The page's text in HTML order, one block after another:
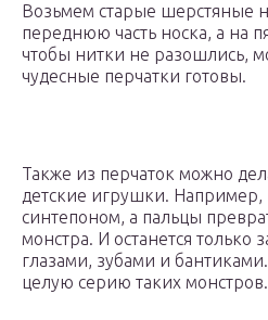
Возьмем старые шерстяные
переднюю часть носка, а на
чтобы нитки не разошлись,
чудесные перчатки готовы.
Также из перчаток можно
детские игрушки. Например,
синтепоном, а пальцы
монстра. И останется только
глазами, зубами и
целую серию таких монстров.